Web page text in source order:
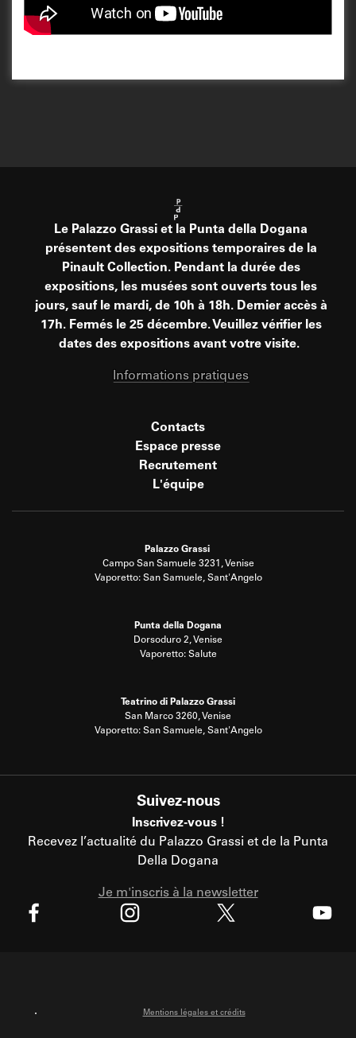
Le Palazzo Grassi et la Punta della Dogana
présentent des expositions temporaires de la
Pinault Collection. Pendant la durée des
expositions, les musées sont ouverts tous les
jours, sauf le mardi, de 10h à 18h. Dernier accès à
17h. Fermés le 25 décembre. Veuillez vérifier les
dates des expositions avant votre visite.
Informations pratiques
Contacts
Espace presse
Recrutement
L'équipe
Palazzo Grassi
Campo San Samuele 3231, Venise
Vaporetto: San Samuele, Sant'Angelo
Punta della Dogana
Dorsoduro 2, Venise
Vaporetto: Salute
Teatrino di Palazzo Grassi
San Marco 3260, Venise
Vaporetto: San Samuele, Sant'Angelo
Suivez-nous
Inscrivez-vous !
Recevez l’actualité du Palazzo Grassi et de la Punta
Della Dogana
Je m'inscris à la newsletter
Mentions légales et crédits